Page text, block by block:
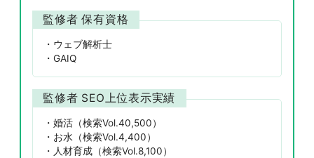
監修者 保有資格
ウェブ解析士
GAIQ
監修者 SEO上位表示実績
婚活（検索Vol.40,500）
お水（検索Vol.4,400）
人材育成（検索Vol.8,100）